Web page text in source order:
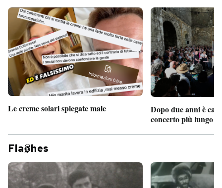
Le creme solari spiegate male
Dopo due anni è
concerto più lungo
Fla hes